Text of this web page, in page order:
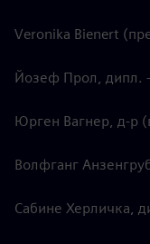
Veronika Bienert
Йозеф Прол, дипл.
Юрген Вагнер, д-р
Волфганг
Сабине Херличка,